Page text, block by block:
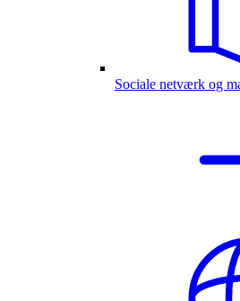
Sociale netværk og